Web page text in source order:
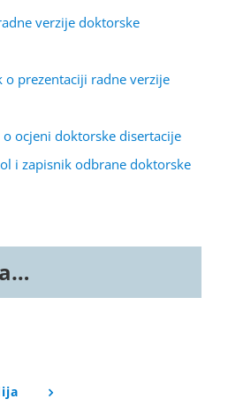
verzije doktorske
o prezentaciji radne verzije
o ocjeni doktorske disertacije
i zapisnik odbrane doktorske